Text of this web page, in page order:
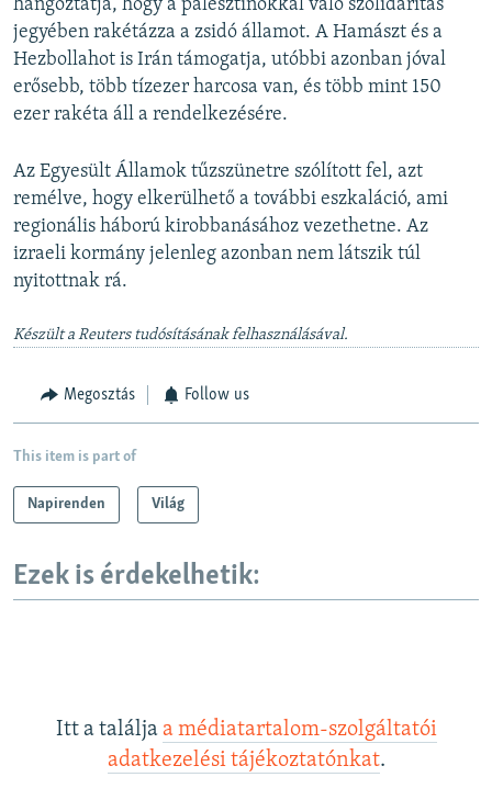
hangoztatja, hogy a palesztinokkal való szolidaritás
jegyében rakétázza a zsidó államot. A Hamászt és a
Hezbollahot is Irán támogatja, utóbbi azonban jóval
erősebb, több tízezer harcosa van, és több mint 150
ezer rakéta áll a rendelkezésére.
Az Egyesült Államok tűzszünetre szólított fel, azt
remélve, hogy elkerülhető a további eszkaláció, ami
regionális háború kirobbanásához vezethetne. Az
izraeli kormány jelenleg azonban nem látszik túl
nyitottnak rá.
Készült a Reuters tudósításának felhasználásával.
Megosztás Follow us
This item is part of
Napirenden Világ
Ezek is érdekelhetik:
Itt a találja a médiatartalom-szolgáltatói
adatkezelési tájékoztatónkat.